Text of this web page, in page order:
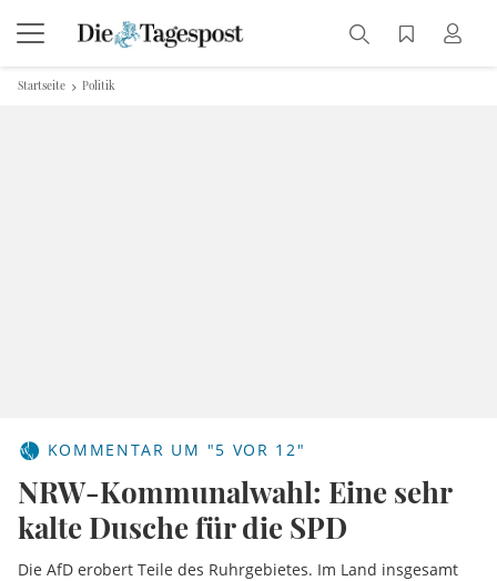
Startseite Politik
KOMMENTAR UM "5 VOR 12"
NRW-Kommunalwahl: Eine sehr
kalte Dusche für die SPD
Die AfD erobert Teile des Ruhrgebietes. Im Land insgesamt